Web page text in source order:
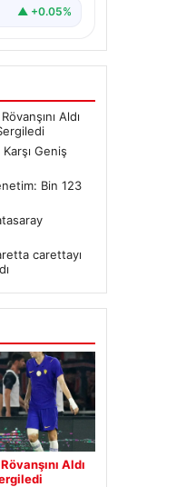
▲ +0.05%
Aldı
Geniş
Bin 123
carettayı
Aldı